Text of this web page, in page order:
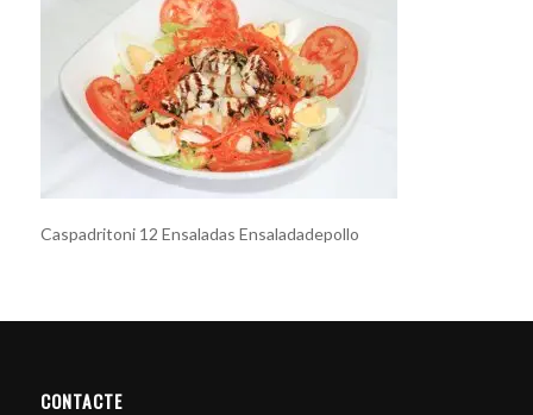
Caspadritoni 12 Ensaladas Ensaladadepollo
CONTACTE